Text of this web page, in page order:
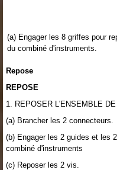
(a) Engager les 8 griffes pour
du combiné d'instruments.
Repose
REPOSE
1. REPOSER L'ENSEMBLE
(a) Brancher les 2 connecteurs.
(b) Engager les 2 guides et les
combiné d'instruments
(c) Reposer les 2 vis.